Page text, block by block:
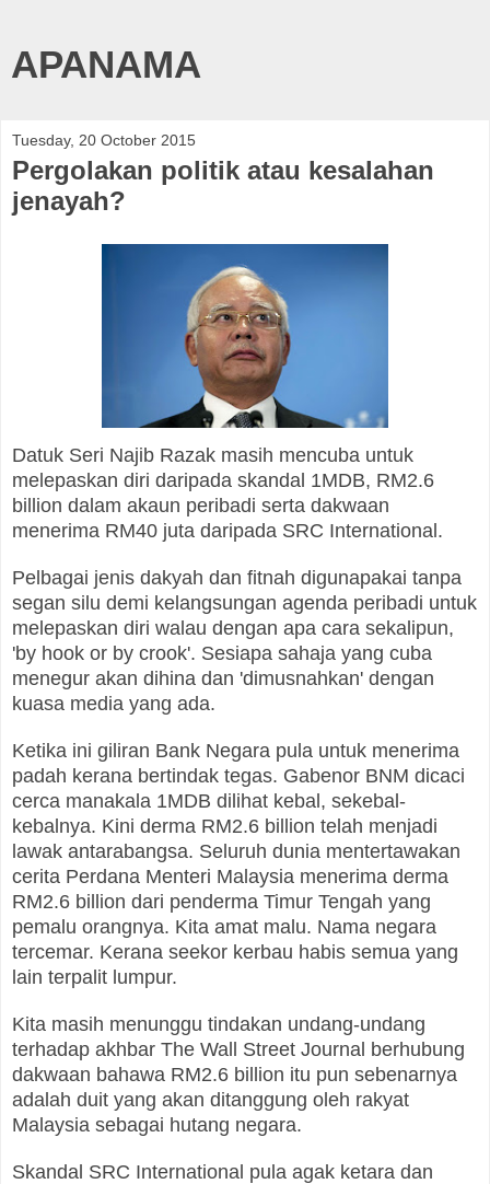
APANAMA
Tuesday, 20 October 2015
Pergolakan politik atau kesalahan
jenayah?
Datuk Seri Najib Razak masih mencuba untuk
melepaskan diri daripada skandal 1MDB, RM2.6
billion dalam akaun peribadi serta dakwaan
menerima RM40 juta daripada SRC International.
Pelbagai jenis dakyah dan fitnah digunapakai tanpa
segan silu demi kelangsungan agenda peribadi untuk
melepaskan diri walau dengan apa cara sekalipun,
'by hook or by crook'. Sesiapa sahaja yang cuba
menegur akan dihina dan 'dimusnahkan' dengan
kuasa media yang ada.
Ketika ini giliran Bank Negara pula untuk menerima
padah kerana bertindak tegas. Gabenor BNM dicaci
cerca manakala 1MDB dilihat kebal, sekebal-
kebalnya. Kini derma RM2.6 billion telah menjadi
lawak antarabangsa. Seluruh dunia mentertawakan
cerita Perdana Menteri Malaysia menerima derma
RM2.6 billion dari penderma Timur Tengah yang
pemalu orangnya. Kita amat malu. Nama negara
tercemar. Kerana seekor kerbau habis semua yang
lain terpalit lumpur.
Kita masih menunggu tindakan undang-undang
terhadap akhbar The Wall Street Journal berhubung
dakwaan bahawa RM2.6 billion itu pun sebenarnya
adalah duit yang akan ditanggung oleh rakyat
Malaysia sebagai hutang negara.
Skandal SRC International pula agak ketara dan